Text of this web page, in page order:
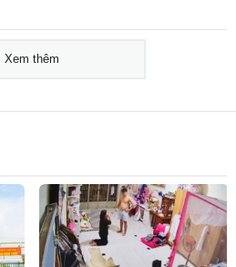
Xem thêm